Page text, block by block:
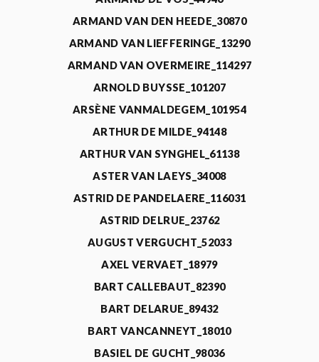
ARMAND VAN DEN HEEDE_30870
ARMAND VAN LIEFFERINGE_13290
ARMAND VAN OVERMEIRE_114297
ARNOLD BUYSSE_101207
ARSÈNE VANMALDEGEM_101954
ARTHUR DE MILDE_94148
ARTHUR VAN SYNGHEL_61138
ASTER VAN LAEYS_34008
ASTRID DE PANDELAERE_116031
ASTRID DELRUE_23762
AUGUST VERGUCHT_52033
AXEL VERVAET_18979
BART CALLEBAUT_82390
BART DELARUE_89432
BART VANCANNEYT_18010
BASIEL DE GUCHT_98036